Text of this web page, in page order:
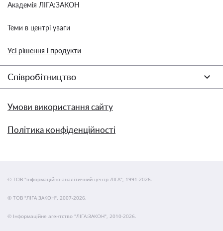
Академія ЛІГА:ЗАКОН
Теми в центрі уваги
Усі рішення і продукти
Співробітництво
Умови використання сайту
Політика конфіденційності
© ТОВ "інформаційно-аналітичний центр ЛІГА", 1991-2026.
© ТОВ "ЛІГА ЗАКОН", 2007-2026.
© Інформаційне агентство "ЛІГА:ЗАКОН", 2010-2026.